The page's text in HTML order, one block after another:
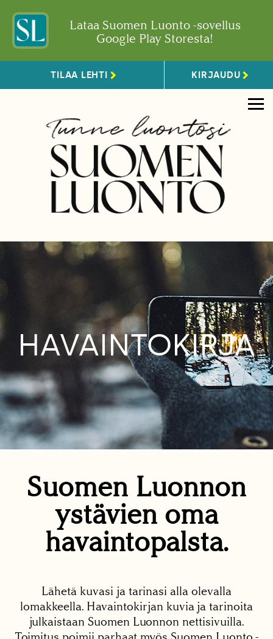
Lataa Suomen Luonto -sovellus
Google Play Storesta!
TILAA LEHTI KIRJAUDU
HAVAINTOKIRJA
Suomen Luonnon
ystävien oma
havaintopalsta.
Lähetä kuvasi ja tarinasi alla olevalla
lomakkeella. Havaintokirjan kuvia ja tarinoita
julkaistaan Suomen Luonnon nettisivuilla.